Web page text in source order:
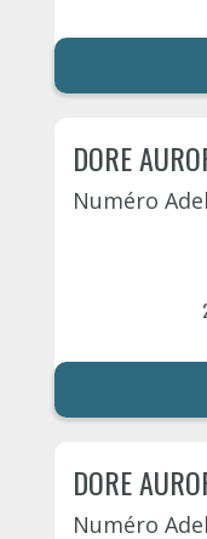
DORE
Numéro
DORE
Numéro